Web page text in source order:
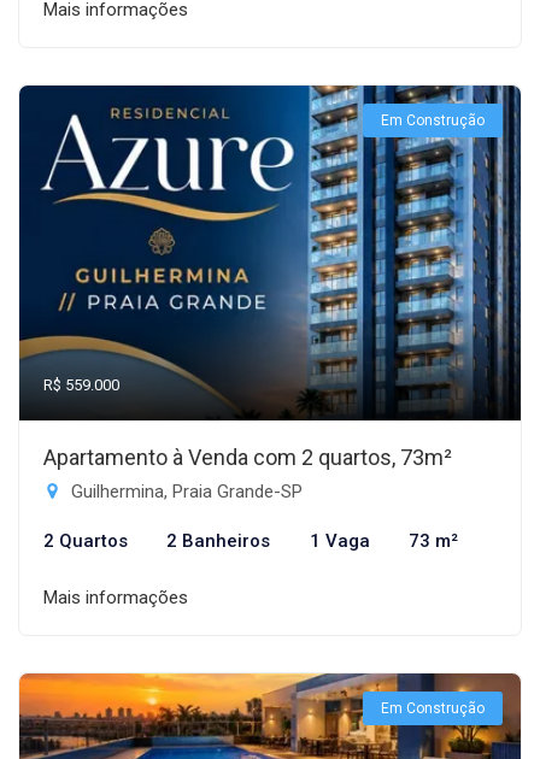
Mais informações
Em Construção
R$ 559.000
Apartamento à Venda com 2 quartos, 73m²
Guilhermina, Praia Grande-SP
2 Quartos 2 Banheiros 1 Vaga 73 m²
Mais informações
Em Construção